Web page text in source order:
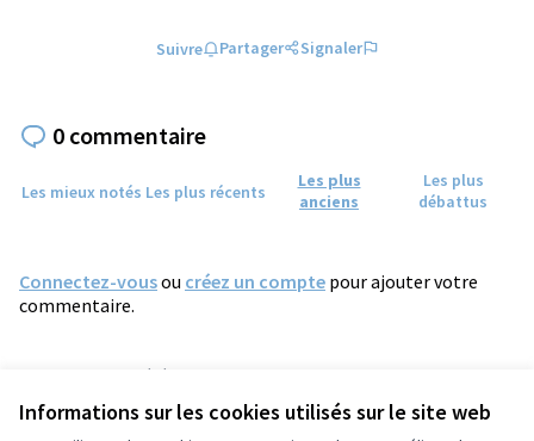
Informations sur les cookies utilisés sur le site web
Suivre Partager Signaler
0 commentaire
Les mieux notés Les plus récents
Les plus
anciens
Les plus
débattus
Connectez-vousou créez un compte pour ajouter votre
commentaire.
Référence : tours-PROP-2024-11-1618
voir les autres versions
Vérifiez l'empreinte numérique